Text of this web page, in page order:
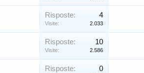
Risposte: 4
Visite: 2.033
Risposte: 10
Visite: 2.586
Risposte: 0